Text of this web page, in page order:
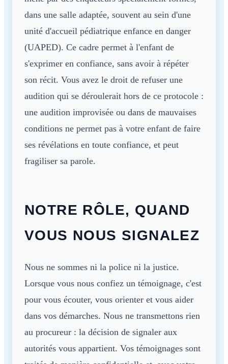
dans une salle adaptée, souvent au sein d'une
unité d'accueil pédiatrique enfance en danger
(UAPED). Ce cadre permet à l'enfant de
s'exprimer en confiance, sans avoir à répéter
son récit. Vous avez le droit de refuser une
audition qui se déroulerait hors de ce protocole :
une audition improvisée ou dans de mauvaises
conditions ne permet pas à votre enfant de faire
ses révélations en toute confiance, et peut
fragiliser sa parole.
NOTRE RÔLE, QUAND
VOUS NOUS SIGNALEZ
Nous ne sommes ni la police ni la justice.
Lorsque vous nous confiez un témoignage, c'est
pour vous écouter, vous orienter et vous aider
dans vos démarches. Nous ne transmettons rien
au procureur : la décision de signaler aux
autorités vous appartient. Vos témoignages sont